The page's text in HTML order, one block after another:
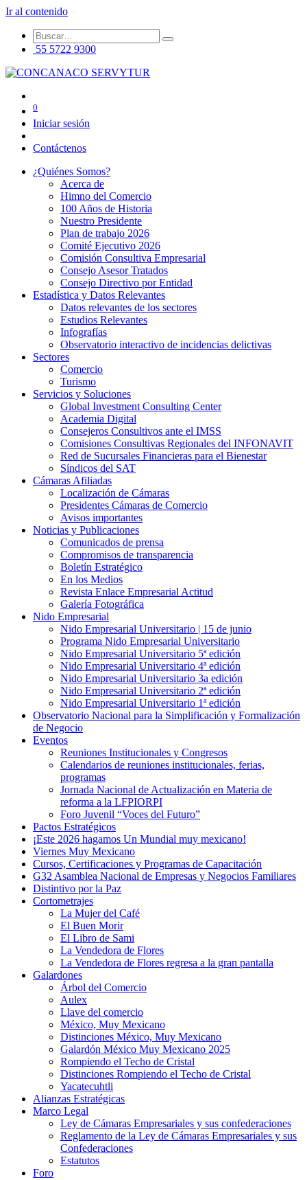
Ir al contenido
55 5722 9300
0
Iniciar sesión
Contáctenos
¿Quiénes Somos?
Acerca de
Himno del Comercio
100 Años de Historia
Nuestro Presidente
Plan de trabajo 2026
Comité Ejecutivo 2026
Comisión Consultiva Empresarial
Consejo Asesor Tratados
Consejo Directivo por Entidad
Estadística y Datos Relevantes
Datos relevantes de los sectores
Estudios Relevantes
Infografías
Observatorio interactivo de incidencias delictivas
Sectores
Comercio
Turismo
Servicios y Soluciones
Global Investment Consulting Center
Academia Digital
Consejeros Consultivos ante el IMSS
Comisiones Consultivas Regionales del INFONAVIT
Red de Sucursales Financieras para el Bienestar
Síndicos del SAT
Cámaras Afiliadas
Localización de Cámaras
Presidentes Cámaras de Comercio
Avisos importantes
Noticias y Publicaciones
Comunicados de prensa
Compromisos de transparencia
Boletín Estratégico
En los Medios
Revista Enlace Empresarial Actitud
Galería Fotográfica
Nido Empresarial
Nido Empresarial Universitario | 15 de junio
Programa Nido Empresarial Universitario
Nido Empresarial Universitario 5ª edición
Nido Empresarial Universitario 4ª edición
Nido Empresarial Universitario 3a edición
Nido Empresarial Universitario 2ª edición
Nido Empresarial Universitario 1ª edición
Observatorio Nacional para la Simplificación y Formalización
de Negocio
Eventos
Reuniones Institucionales y Congresos
Calendarios de reuniones institucionales, ferias,
programas
Jornada Nacional de Actualización en Materia de
reforma a la LFPIORPI
Foro Juvenil “Voces del Futuro”
Pactos Estratégicos
¡Este 2026 hagamos Un Mundial muy mexicano!
Viernes Muy Mexicano
Cursos, Certificaciones y Programas de Capacitación
G32 Asamblea Nacional de Empresas y Negocios Familiares
Distintivo por la Paz
Cortometrajes
La Mujer del Café
El Buen Morir
El Libro de Sami
La Vendedora de Flores
La Vendedora de Flores regresa a la gran pantalla
Galardones
Árbol del Comercio
Aulex
Llave del comercio
México, Muy Mexicano
Distinciones México, Muy Mexicano
Galardón México Muy Mexicano 2025
Rompiendo el Techo de Cristal
Distinciones Rompiendo el Techo de Cristal
Yacatecuhtli
Alianzas Estratégicas
Marco Legal
Ley de Cámaras Empresariales y sus confederaciones
Reglamento de la Ley de Cámaras Empresariales y sus
Confederaciones
Estatutos
Foro